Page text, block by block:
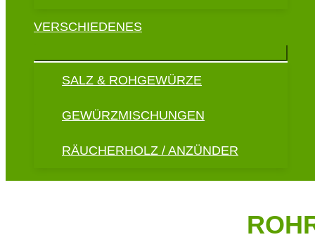
VERSCHIEDENES
SALZ & ROHGEWÜRZE
GEWÜRZMISCHUNGEN
RÄUCHERHOLZ / ANZÜNDER